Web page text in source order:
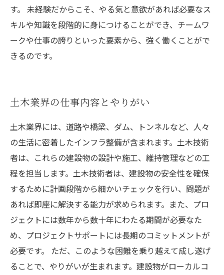
す。 未経験だからこそ、やる気と意欲があれば必要なス
キルや知識を段階的に身につけることができ、チームワ
ークや仕事の誇りといった要素から、強く働くことがで
きるのです。
土木業界の仕事内容とやりがい
土木業界には、道路や橋梁、ダム、トンネルなど、人々
の生活に密着したインフラ整備が含まれます。土木技術
者は、これらの建設物の設計や施工、維持管理などの工
程を担当します。土木技術者は、建設物の安全性を確保
するために計画段階から細かいチェックを行い、問題が
あれば即座に解決する能力が求められます。また、プロ
ジェクトには数年から数十年にわたる期間が必要なた
め、プロジェクトサポートには長期のコミットメントが
必要です。 ただ、このような困難を乗り越えて成し遂げ
ることで、やりがいが生まれます。建設物がローカルコ